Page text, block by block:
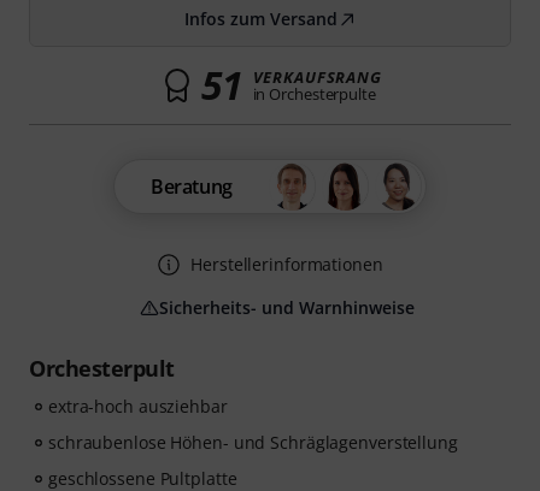
Orchesterpult
extra-hoch ausziehbar
schraubenlose Höhen- und Schräglagenverstellung
geschlossene Pultplatte
Infos zum Versand
51 VERKAUFSRANG
in Orchesterpulte
Beratung
Herstellerinformationen
Sicherheits- und Warnhinweise